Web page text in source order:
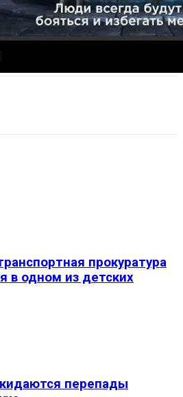
прокуратура
в одном из детских
перепады